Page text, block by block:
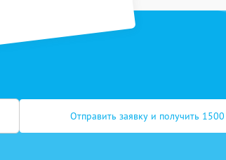
Отправить заявку и получить